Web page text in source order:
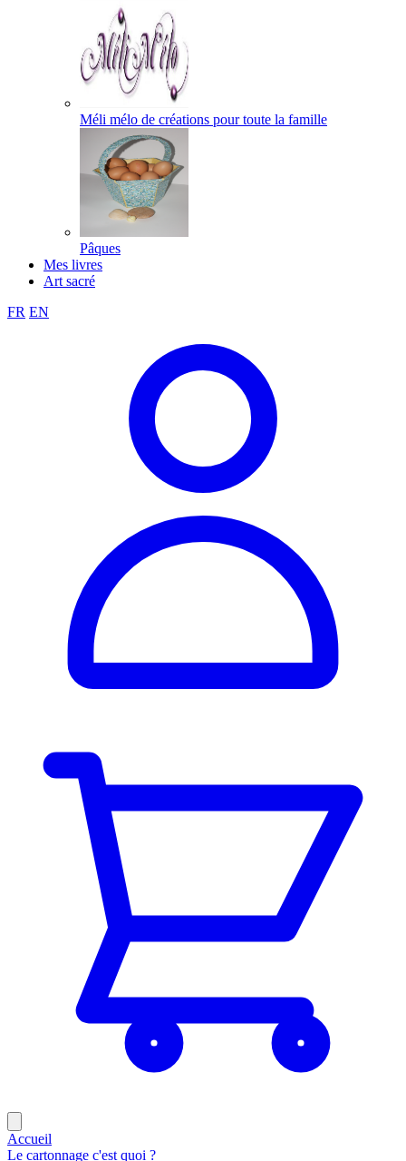
Méli mélo de créations pour toute la famille
Pâques
Mes livres
Art sacré
FR EN
Accueil
Le cartonnage c'est quoi ?